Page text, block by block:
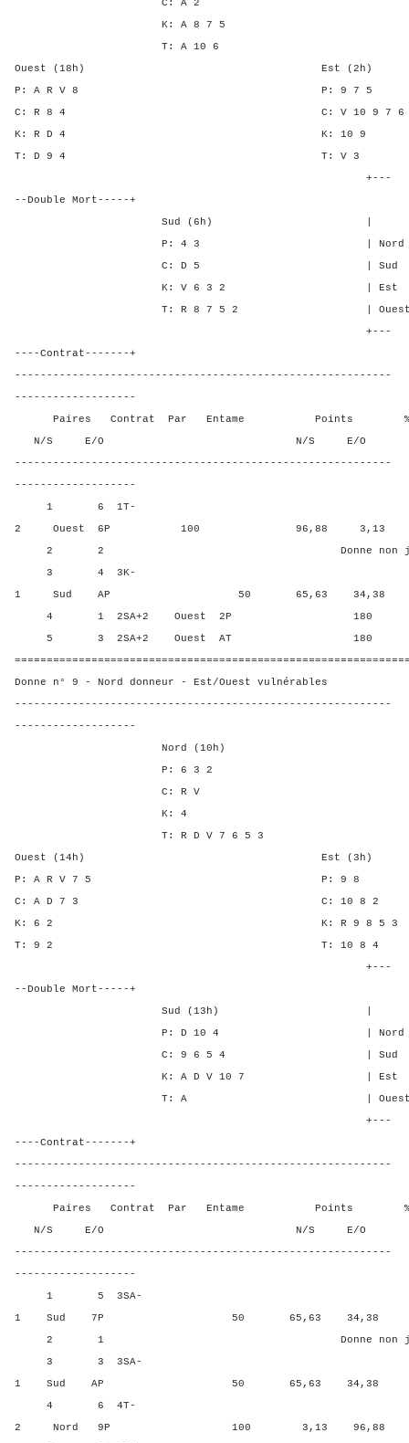
C: A 2
K: A 8 7 5
T: A 10 6
Ouest (18h) Est (2h)
P: A R V 8 P: 9
C: R 8 4 C: V 10 9 7
K: R D 4 K:
T: D 9 4 T:
+---
--Double Mort-----+
Sud (6h) | SA P C
P: 4 3 | Nord - - -
C: D 5 | Sud 1 - -
K: V 6 3 2 | Est - 1
T: R 8 7 5 2 | Ouest -
+---
----Contrat-------+
-----------------------------------------------------------
-------------------
Paires Contrat Par Entame Points %
N/S E/O N/S E/O N/
-----------------------------------------------------------
-------------------
1 6 1T-
2 Ouest 6P 100 96,88 3,13
2 2 Donne non
3 4 3K-
1 Sud AP 50 65,63 34,38
4 1 2SA+2 Ouest 2P 180
5 3 2SA+2 Ouest AT 180
Donne n° 9 - Nord donneur - Est/Ouest vulnérables
-----------------------------------------------------------
-------------------
Nord (10h)
P: 6 3 2
C: R V
K: 4
T: R D V 7 6 5 3
Ouest (14h) Est (3h)
P: A R V 7 5 P:
C: A D 7 3 C: 10
K: 6 2 K: R 9 8
T: 9 2 T: 10
+---
--Double Mort-----+
Sud (13h) | SA P
P: D 10 4 | Nord - -
C: 9 6 5 4 | Sud - -
K: A D V 10 7 | Est -
T: A | Ouest - 1
+---
----Contrat-------+
-----------------------------------------------------------
-------------------
Paires Contrat Par Entame Points %
N/S E/O N/S E/O N/
-----------------------------------------------------------
-------------------
1 5 3SA-
1 Sud 7P 50 65,63 34,38
2 1 Donne non
3 3 3SA-
1 Sud AP 50 65,63 34,38
4 6 4T-
2 Nord 9P 100 3,13 96,88